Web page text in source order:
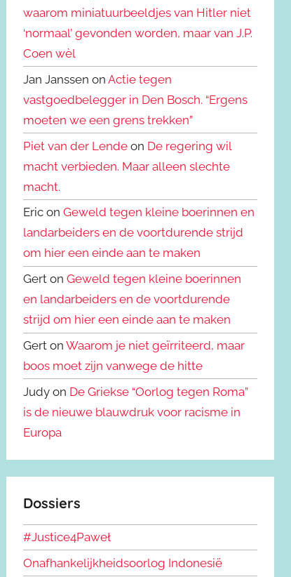
waarom miniatuurbeeldjes van Hitler niet
‘normaal’ gevonden worden, maar van J.P.
Coen wèl
Jan Janssen onActie tegen
vastgoedbelegger in Den Bosch. “Ergens
moeten we een grens trekken”
Piet van der Lende on De regering wil
macht verbieden. Maar alleen slechte
macht.
Eric onGeweld tegen kleine boerinnen en
landarbeiders en de voortdurende strijd
om hier een einde aan te maken
Gert onGeweld tegen kleine boerinnen
en landarbeiders en de voortdurende
strijd om hier een einde aan te maken
Gert onWaarom je niet geïrriteerd, maar
boos moet zijn vanwege de hitte
Judy on De Griekse “Oorlog tegen Roma”
is de nieuwe blauwdruk voor racisme in
Europa
Dossiers
#Justice4Paweł
Onafhankelijkheidsoorlog Indonesië